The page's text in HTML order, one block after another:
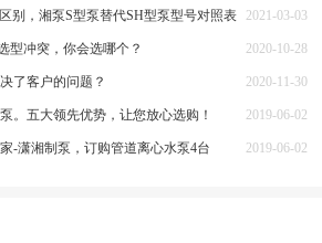
别，湘泵S型泵替代SH型泵型号对照表 2021-03-03
型冲突，你会选哪个？ 2020-10-28
了客户的问题？ 2020-11-30
。五大领先优势，让您放心选购！ 2019-06-02
-潇湘制泵，订购管道离心水泵4台 2019-06-02